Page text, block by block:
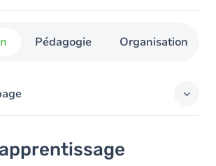
Pédagogie Organisation